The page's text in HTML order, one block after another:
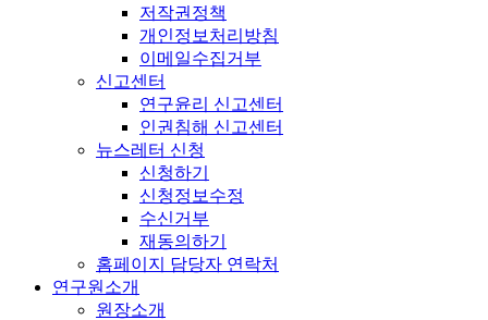
저작권정책
개인정보처리방침
이메일수집거부
신고센터
연구윤리 신고센터
인권침해 신고센터
뉴스레터 신청
신청하기
신청정보수정
수신거부
재동의하기
홈페이지 담당자 연락처
연구원소개
원장소개